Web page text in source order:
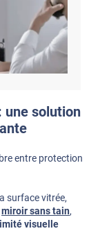
une solution
entre protection
surface vitrée,
miroir sans tain,
visuelle